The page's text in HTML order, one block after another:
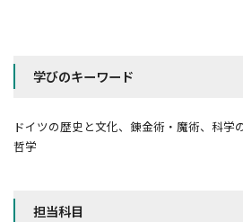
学びのキーワード
ドイツの歴史と文化、錬金術・魔術、科学
哲学
担当科⽬